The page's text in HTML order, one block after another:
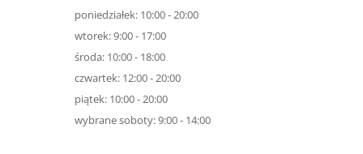
poniedziałek: 10:00 - 20:00
wtorek: 9:00 - 17:00
środa: 10:00 - 18:00
czwartek: 12:00 - 20:00
piątek: 10:00 - 20:00
wybrane soboty: 9:00 - 14:00